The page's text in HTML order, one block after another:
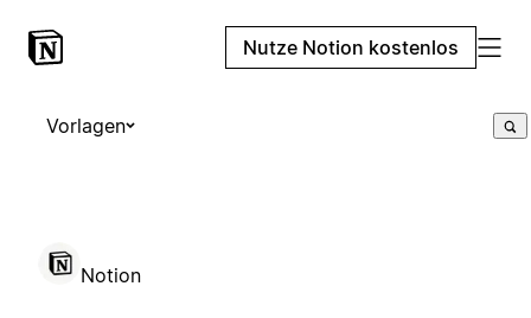
Nutze Notion kostenlos
Vorlagen
Notion